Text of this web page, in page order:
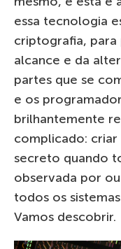
essa tecnologia
criptografia,
alcance e da
partes que se
e os
brilhantemente
complicado:
secreto quando
observada por
todos os
Vamos descobrir.